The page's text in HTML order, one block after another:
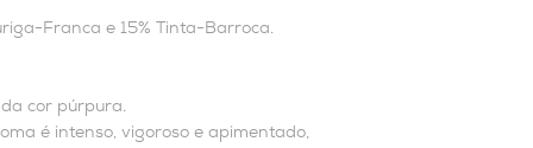
Franca e 15% Tinta-Barroca.
cor púrpura.
é intenso, vigoroso e apimentado,